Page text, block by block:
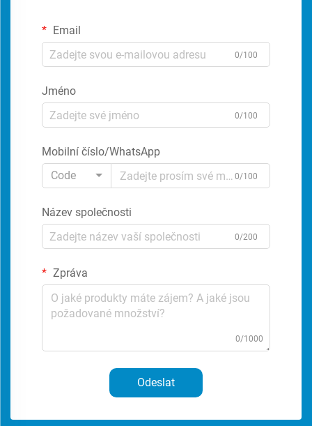
Email
0/100
Jméno
0/100
Mobilní číslo/WhatsApp
Code
0/100
Název společnosti
0/200
Zpráva
0/1000
Odeslat